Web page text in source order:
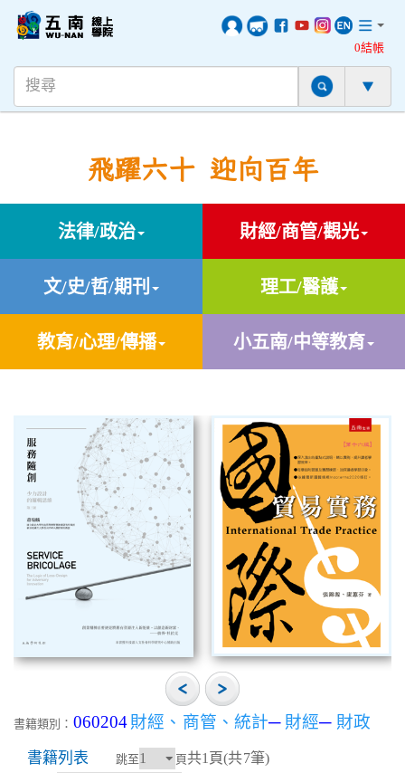
0結帳
飛躍六十 迎向百年
法律/政治 財經/商管/觀光
文/史/哲/期刊 理工/醫護
教育/心理/傳播 小五南/中等教育
書籍類別： 060204財經、商管、統計─ 財經─ 財政
書籍列表 跳至 頁共1頁(共7筆)